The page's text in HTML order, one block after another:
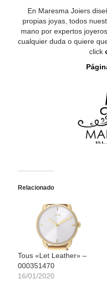
En Maresma Joiers
propias joyas, todos
mano por expertos
cualquier duda o quiere
click
Relacionado
Tous «Let Leather» –
000351470
16/01/2020